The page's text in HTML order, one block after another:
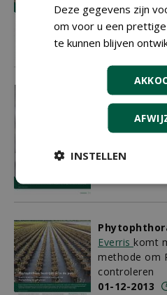
01-12-2013
mondkapje,
Boereboom
zeven
door
Everris komt
methode om
controleren
01-12-2013
Deze gegevens zijn
om voor u een
te kunnen blijven
INSTELLEN